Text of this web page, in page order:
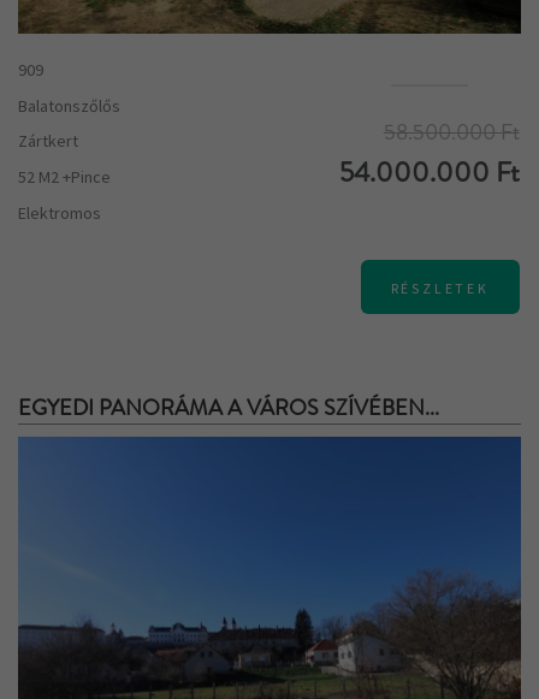
909
Balatonszőlős
Zártkert
52 M2 +pince
Elektromos
58.500.000 Ft
54.000.000 Ft
RÉSZLETEK
EGYEDI PANORÁMA A VÁROS SZÍVÉBEN...